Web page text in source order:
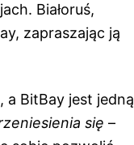
Białoruś,
zapraszając ją
BitBay jest jedną
się –